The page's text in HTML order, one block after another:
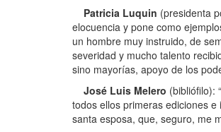
Patricia Luquin (presidenta
elocuencia y pone como
un hombre muy instruido, de
severidad y mucho talento
sino mayorías, apoyo de los
José Luis Melero (bibliófilo):
todos ellos primeras ediciones
santa esposa, que, seguro, me